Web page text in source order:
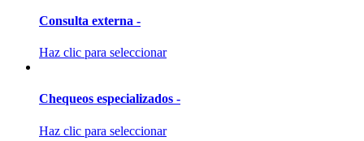
Consulta externa -
Haz clic para seleccionar
Chequeos especializados -
Haz clic para seleccionar